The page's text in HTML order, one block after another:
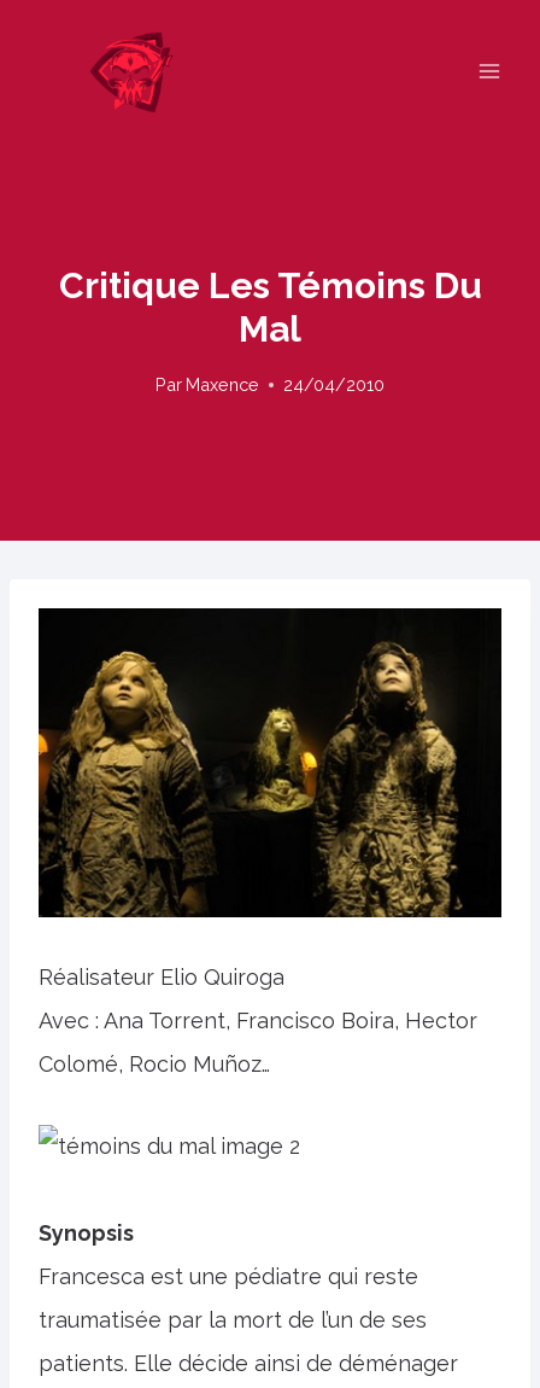
Critique Les Témoins Du
Mal
Par Maxence 24/04/2010
Réalisateur Elio Quiroga
Avec : Ana Torrent, Francisco Boira, Hector
Colomé, Rocio Muñoz…
Synopsis
Francesca est une pédiatre qui reste
traumatisée par la mort de l’un de ses
patients. Elle décide ainsi de déménager